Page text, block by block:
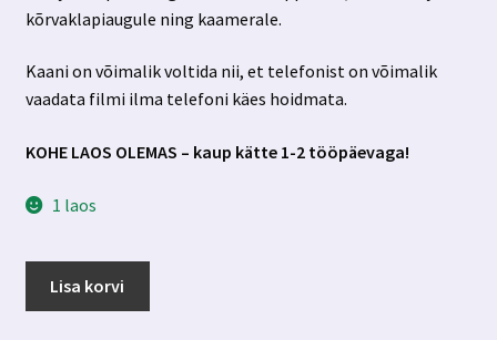
kõrvaklapiaugule ning kaamerale.
Kaani on võimalik voltida nii, et telefonist on võimalik
vaadata filmi ilma telefoni käes hoidmata.
KOHE LAOS OLEMAS – kaup kätte 1-2 tööpäevaga!
1 laos
Lisa korvi